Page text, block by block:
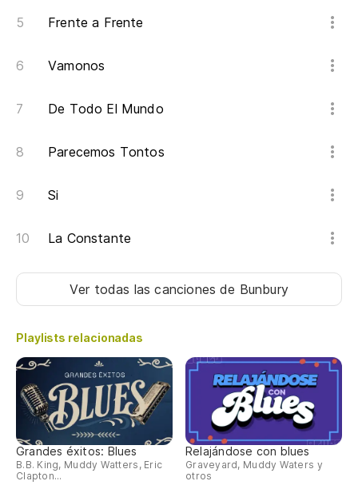
Frente a Frente
Vamonos
De Todo El Mundo
Parecemos Tontos
Si
La Constante
Ver todas las cancionesde Bunbury
Playlists relacionadas
Grandes éxitos: Blues
B.B. King, Muddy Watters, Eric
Clapton...
Relajándose con blues
Graveyard, Muddy Waters y
otros